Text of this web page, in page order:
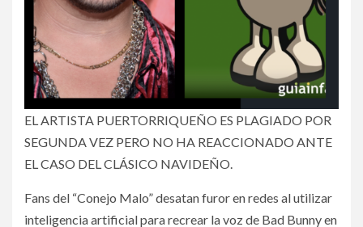
EL ARTISTA PUERTORRIQUEÑO ES PLAGIADO POR
SEGUNDA VEZ PERO NO HA REACCIONADO ANTE
EL CASO DEL CLÁSICO NAVIDEÑO.
Fans del “Conejo Malo” desatan furor en redes al utilizar
inteligencia artificial para recrear la voz de Bad Bunny en